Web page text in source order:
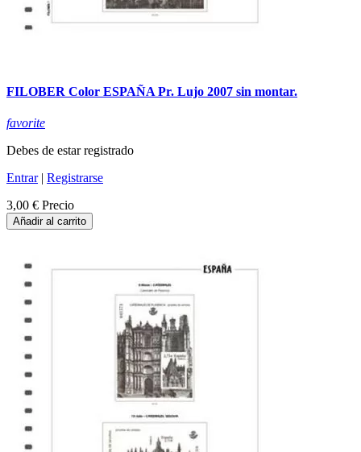
FILOBER Color ESPAÑA Pr. Lujo 2007 sin montar.
favorite
Debes de estar registrado
Entrar| Registrarse
3,00 € Precio
Añadir al carrito